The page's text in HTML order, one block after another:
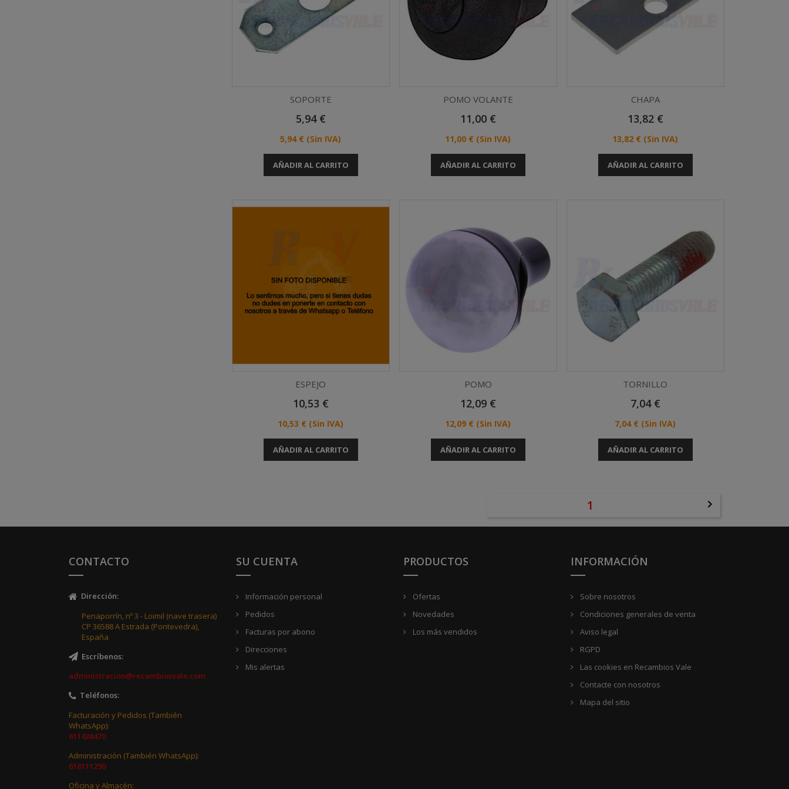
Vista rápida
SOPORTE
Precio
5,94 €
Precio
5,94 € (Sin IVA)
AÑADIR AL CARRITO
Vista rápida
POMO VOLANTE
Precio
11,00 €
Precio
11,00 € (Sin IVA)
AÑADIR AL CARRITO
Vista rápida
CHAPA
Precio
13,82 €
Precio
13,82 € (Sin IVA)
AÑADIR AL CARRITO
Vista rápida
ESPEJO
Precio
10,53 €
Precio
10,53 € (Sin IVA)
AÑADIR AL CARRITO
Vista rápida
POMO
Precio
12,09 €
Precio
12,09 € (Sin IVA)
AÑADIR AL CARRITO
Vista rápida
TORNILLO
Precio
7,04 €
Precio
7,04 € (Sin IVA)
AÑADIR AL CARRITO
1 
CONTACTO
Dirección:
Penaporrín, nº 3 - Loimil (nave trasera)
CP 36588 A Estrada (Pontevedra),
España
Escríbenos:
administracion@recambiosvale.com
Teléfonos:
Facturación y Pedidos (También
WhatsApp):
611438470
Administración (También WhatsApp):
618111290
Oficina y Almacén:
SU CUENTA
Información personal
Pedidos
Facturas por abono
Direcciones
Mis alertas
PRODUCTOS
Ofertas
Novedades
Los más vendidos
INFORMACIÓN
Sobre nosotros
Condiciones generales de venta
Aviso legal
RGPD
Las cookies en Recambios Vale
Contacte con nosotros
Mapa del sitio